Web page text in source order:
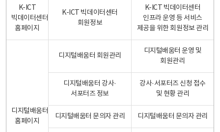
K-ICT
빅데이터센터
홈페이지
K-ICT 빅데이터센터
회원정보
K-ICT 빅데이터센터
인프라 운영 등 서비스
제공을 위한 회원정보 관리
디지털배움터
홈페이지
디지털배움터 회원관리
디지털배움터 운영 및
회원관리
디지털배움터 강사·
서포터즈 정보
강사·서포터즈 신청 접수
및 현황 관리
디지털배움터 문의자 관리 디지털배움터 문의자 관리